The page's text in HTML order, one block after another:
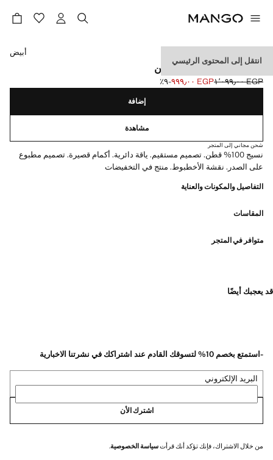
انتقل إلى المحتوى الرئيسي
تي شيرت مطبوع من القطن
السعر الأول محذوف [EGP ١٬٠٩٩٫٠٠ ]
EGP ١٬٠٩٩٫٠٠
السعر الحالي [EGP ٩٩٩٫٠٠ ] EGP ٩٩٩٫٠٠ ؜-٩٪؜
حدد اللون
أبيض
إضافة
مشاهدة
شحن مجاني إلى المتجر
نسيج 100% قطن. تصميم مستقيم. ياقة دائرية. أكمام قصيرة. تصميم مطبوع
على الصدر. نقشة الأخطبوط. منتج في التخفيضات
التفاصيل والمكونات والعناية
المقاسات
متوافر في المتجر
قد يعجبك أيضًا
-استمتع بخصم 10% لتسوقك القادم عند اشتراكك في نشرتنا الاخبارية
البريد الإلكتروني
اشترك الأن
من خلال الاشتراك، فإنك تؤكد أنك قرأتسياسة الخصوصية.